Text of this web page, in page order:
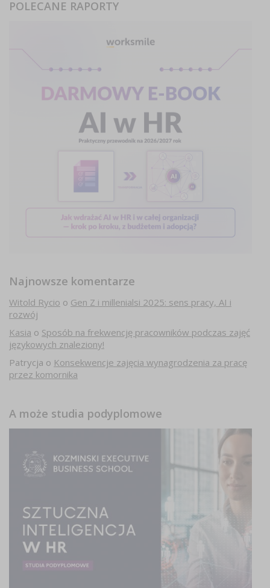
POLECANE RAPORTY
Najnowsze komentarze
Witold Rycio o Gen Z i millenialsi 2025: sens pracy, AI i
rozwój
Kasia o Sposób na frekwencję pracowników podczas zajęć
językowych znaleziony!
Patrycja o Konsekwencje zajęcia wynagrodzenia za pracę
przez komornika
A może studia podyplomowe